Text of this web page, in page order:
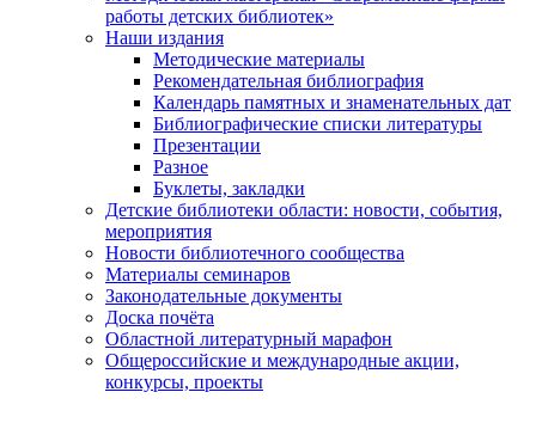
работы детских библиотек»
Наши издания
Методические материалы
Рекомендательная библиография
Календарь памятных и знаменательных дат
Библиографические списки литературы
Презентации
Разное
Буклеты, закладки
Детские библиотеки области: новости, события,
мероприятия
Новости библиотечного сообщества
Материалы семинаров
Законодательные документы
Доска почёта
Областной литературный марафон
Общероссийские и международные акции,
конкурсы, проекты